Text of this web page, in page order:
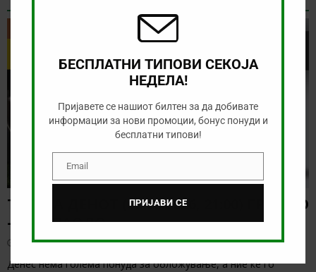
ТИП НА ДЕНОТ (08.08.2026, 21:00) ГРЕМИО
– САО ПАОЛО
август 8, 2026
Денес нема голема понуда за обложување, а ние ќе го
БЕСПЛАТНИ ТИПОВИ СЕКОЈА
НЕДЕЛА!
Пријавете се нашиот билтен за да добивате
информации за нови промоции, бонус понуди и
бесплатни типови!
EmailEmail
ПРИЈАВИ СЕ